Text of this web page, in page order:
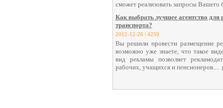
сможет реализовать запросы Вашего
Как выбрать лучшее агентство для
транспорта?
2012-12-26 | 4259
Вы решили провести размещение
возможно уже знаете, что такое
вид рекламы позволяет
рабочих, учащихся и пенсионеров....